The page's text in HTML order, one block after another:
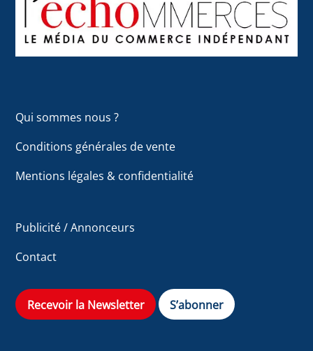
Top
Qui sommes nous ?
Conditions générales de vente
Mentions légales & confidentialité
Publicité / Annonceurs
Contact
Recevoir la Newsletter S’abonner